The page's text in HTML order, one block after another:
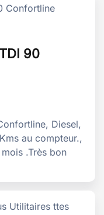
90
Diesel,
au compteur.,
.Très bon